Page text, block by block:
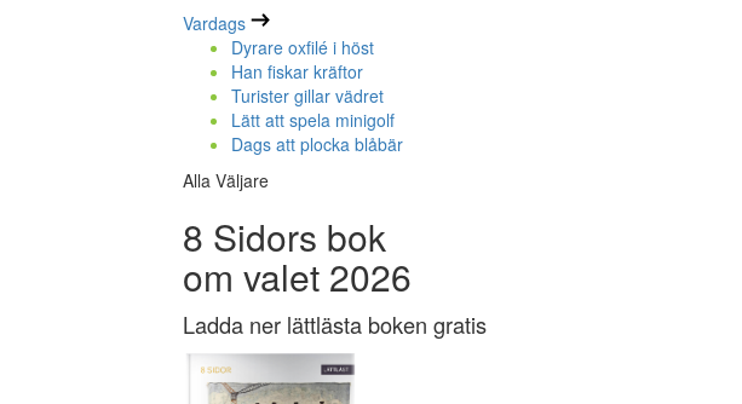
Vardags
Dyrare oxfilé i höst
Han fiskar kräftor
Turister gillar vädret
Lätt att spela minigolf
Dags att plocka blåbär
Alla Väljare
8 Sidors bok
om valet 2026
Ladda ner lättlästa boken gratis